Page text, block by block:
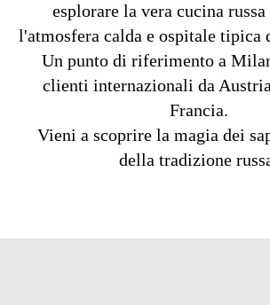
esplorare la vera cucina
l'atmosfera calda e ospitale tipica
Un punto di riferimento a
clienti internazionali da
Francia.
Vieni a scoprire la magia dei
della tradizione